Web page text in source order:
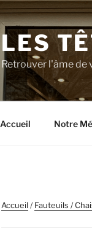
LES
Retrouver l'âme de
Accueil Notre
Accueil/Fauteuils /